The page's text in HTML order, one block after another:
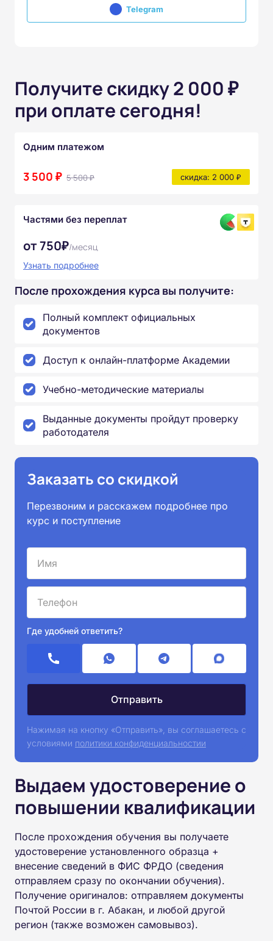
Telegram
Получите скидку 2 000 ₽
при оплате сегодня!
Одним платежом
3 500 ₽ 5 500 ₽ скидка: 2 000 ₽
Частями без переплат
от 750₽/месяц
Узнать подробнее
После прохождения курса вы получите:
Полный комплект официальных
документов
Доступ к онлайн-платформе Академии
Учебно-методические материалы
Выданные документы пройдут проверку
работодателя
Заказать со скидкой
Перезвоним и расскажем подробнее про
курс и поступление
Где удобней ответить?
Нажимая на кнопку «Отправить», вы соглашаетесь с
условиями политики конфиденциальностии
Выдаем удостоверение о
повышении квалификации
После прохождения обучения вы получаете
удостоверение установленного образца +
внесение сведений в ФИС ФРДО (сведения
отправляем сразу по окончании обучения).
Получение оригиналов: отправляем документы
Почтой России в г. Абакан, и любой другой
регион (также возможен самовывоз).